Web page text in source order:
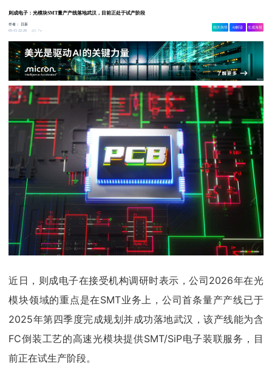
则成电子：光模块SMT量产产线落地武汉，目前正处于试产阶段
作者：
日新
05-15 22:26
1.7w
相关舆情 AI解读 生成海报
近日，则成电子在接受机构调研时表示，公司2026年在光
模块领域的重点是在SMT业务上，公司首条量产产线已于
2025年第四季度完成规划并成功落地武汉，该产线能为含
FC倒装工艺的高速光模块提供SMT/SiP电子装联服务，目
前正在试生产阶段。